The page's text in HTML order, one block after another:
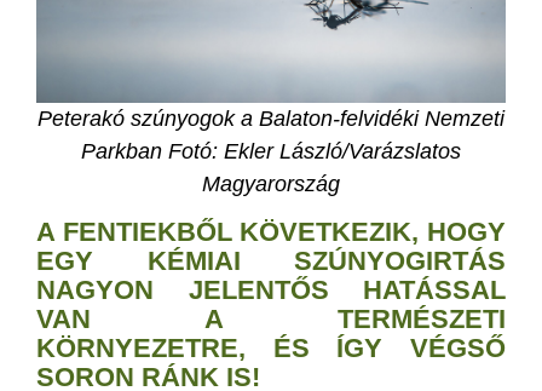
Peterakó szúnyogok a Balaton-felvidéki Nemzeti
Parkban Fotó: Ekler László/Varázslatos
Magyarország
A FENTIEKBŐL KÖVETKEZIK, HOGY
EGY KÉMIAI SZÚNYOGIRTÁS
NAGYON JELENTŐS HATÁSSAL
VAN A TERMÉSZETI
KÖRNYEZETRE, ÉS ÍGY VÉGSŐ
SORON RÁNK IS!